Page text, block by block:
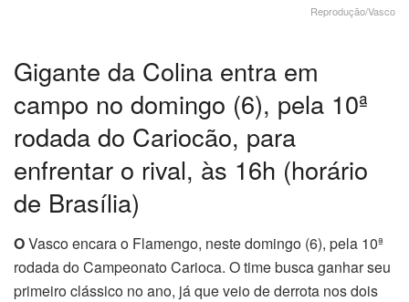
Reprodução/Vasco
Gigante da Colina entra em
campo no domingo (6), pela 10ª
rodada do Cariocão, para
enfrentar o rival, às 16h (horário
de Brasília)
OVasco encara o Flamengo, neste domingo (6), pela 10ª
rodada do Campeonato Carioca. O time busca ganhar seu
primeiro clássico no ano, já que veio de derrota nos dois